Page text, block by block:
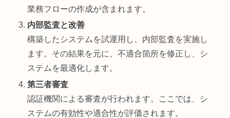
業務フローの作成が含まれます。
内部監査と改善
構築したシステムを試運用し、内部監査を実施し
ます。その結果を元に、不適合箇所を修正し、シ
ステムを最適化します。
第三者審査
認証機関による審査が行われます。ここでは、シ
ステムの有効性や適合性が評価されます。